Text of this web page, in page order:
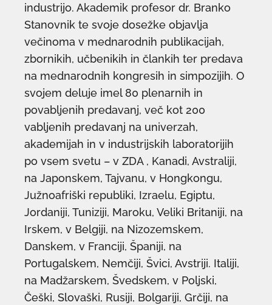
industrijo. Akademik profesor dr. Branko
Stanovnik te svoje dosežke objavlja
večinoma v mednarodnih publikacijah,
zbornikih, učbenikih in člankih ter predava
na mednarodnih kongresih in simpozijih. O
svojem deluje imel 80 plenarnih in
povabljenih predavanj, več kot 200
vabljenih predavanj na univerzah,
akademijah in v industrijskih laboratorijih
po vsem svetu – v ZDA , Kanadi, Avstraliji,
na Japonskem, Tajvanu, v Hongkongu,
Južnoafriški republiki, Izraelu, Egiptu,
Jordaniji, Tuniziji, Maroku, Veliki Britaniji, na
Irskem, v Belgiji, na Nizozemskem,
Danskem, v Franciji, Španiji, na
Portugalskem, Nemčiji, Švici, Avstriji. Italiji,
na Madžarskem, Švedskem, v Poljski,
Češki, Slovaški, Rusiji, Bolgariji, Grčiji, na